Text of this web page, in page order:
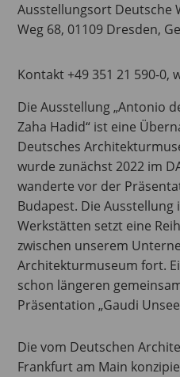
Ausstellungsort Deutsche
Weg 68, 01109 Dresden,
Kontakt +49 351 21 590-0,
Die Ausstellung „Antonio
Zaha Hadid“ ist eine
Deutsches
wurde zunächst 2022 im
wanderte vor der
Budapest. Die Ausstellung
Werkstätten setzt eine
zwischen unserem
Architekturmuseum fort.
schon längeren
Präsentation „Gaudi
Die vom Deutschen
Frankfurt am Main